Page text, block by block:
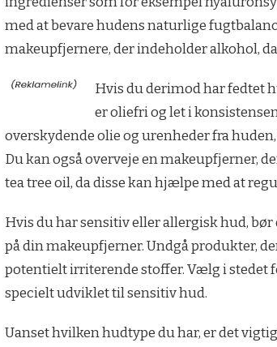
med at bevare hudens naturlige
makeupfjernere, der indeholder alkohol,
Hvis du derimod har fedtet
er oliefri og let i
overskydende olie og urenheder fra
Du kan også overveje en makeupfjerner,
tea tree oil, da disse kan hjælpe med at
Hvis du har sensitiv eller allergisk hud,
på din makeupfjerner. Undgå produkter,
potentielt irriterende stoffer. Vælg i stedet
specielt udviklet til sensitiv hud.
Uanset hvilken hudtype du har, er det